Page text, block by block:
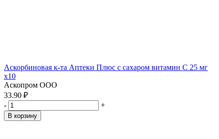
Аскорбиновая к-та Аптеки Плюс с сахаром витамин С 25 мг
x10
Аскопром ООО
33.90 ₽
-
+
В корзину